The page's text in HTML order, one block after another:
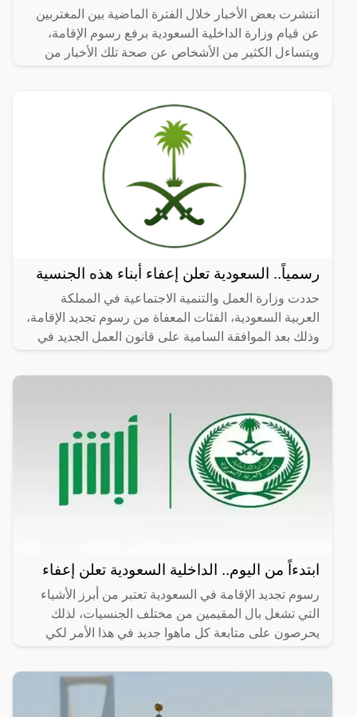
انتشرت بعض الأخبار خلال الفترة الماضية بين المغتربين
عن قيام وزارة الداخلية السعودية برفع رسوم الإقامة،
ويتساءل الكثير من الأشخاص عن صحة تلك الأخبار من
رسمياً.. السعودية تعلن إعفاء أبناء هذه الجنسية
حددت وزارة العمل والتنمية الاجتماعية في المملكة
العربية السعودية، الفئات المعفاة من رسوم تجديد الإقامة،
وذلك بعد الموافقة السامية على قانون العمل الجديد في
ابتدءاً من اليوم.. الداخلية السعودية تعلن إعفاء
رسوم تجديد الإقامة في السعودية تعتبر من أبرز الأشياء
التي تشغل بال المقيمين من مختلف الجنسيات، لذلك
يحرصون على متابعة كل ماهوا جديد في هذا الأمر لكي